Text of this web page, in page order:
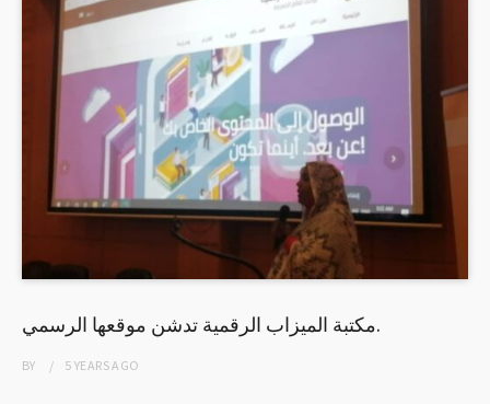
مكتبة الميزاب الرقمية تدشن موقعها الرسمي.
BY 5 YEARSAGO